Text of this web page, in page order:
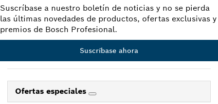
Suscríbase a nuestro boletín de noticias y no se pierda
las últimas novedades de productos, ofertas exclusivas y
premios de Bosch Profesional.
Suscríbase ahora
Ofertas especiales